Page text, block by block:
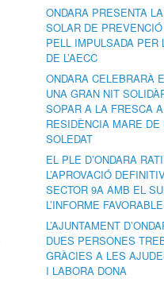
ONDARA PRESENTA
SOLAR DE
PELL IMPULSADA PER
DE L’AECC
ONDARA CELEBRARÀ
UNA GRAN NIT
SOPAR A LA FRESCA
RESIDÈNCIA MARE DE
SOLEDAT
EL PLE D’ONDARA
L’APROVACIÓ
SECTOR 9A AMB EL
L’INFORME
L’AJUNTAMENT
DUES PERSONES
GRÀCIES A LES
I LABORA DONA